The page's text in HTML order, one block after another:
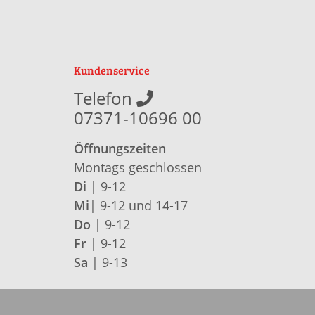
Kundenservice
Telefon
07371-10696 00
Öffnungszeiten
Montags geschlossen
Di | 9-12
Mi | 9-12 und 14-17
Do | 9-12
Fr| 9-12
Sa | 9-13